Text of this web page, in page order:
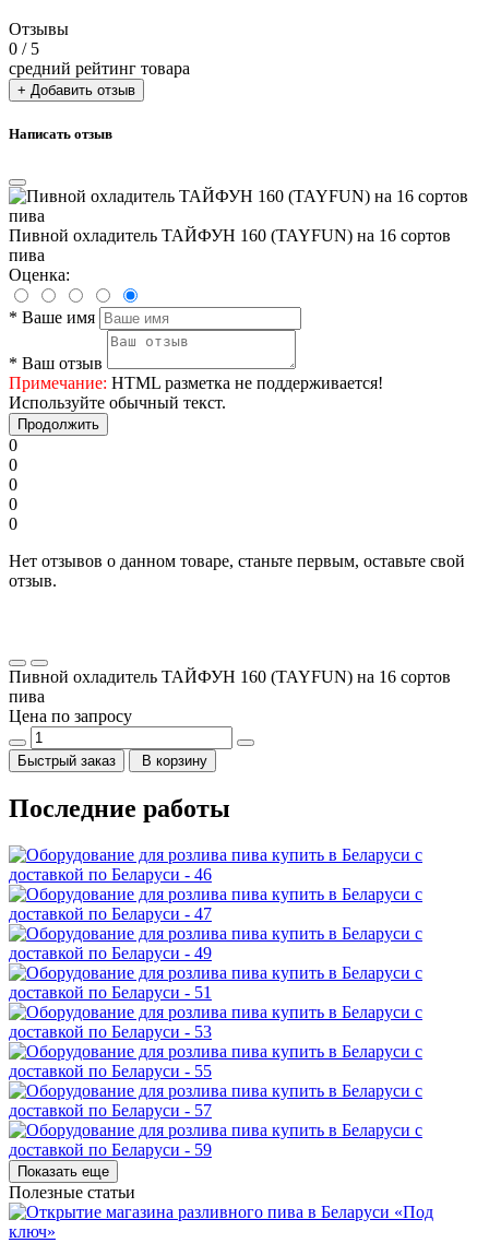
Отзывы
0 / 5
средний рейтинг товара
+ Добавить отзыв
Написать отзыв
Пивной охладитель ТАЙФУН 160 (TAYFUN) на 16 сортов
пива
Оценка:
* Ваше имя
* Ваш отзыв
Примечание: HTML разметка не поддерживается!
Используйте обычный текст.
Продолжить
0
0
0
0
0
Нет отзывов о данном товаре, станьте первым, оставьте свой
отзыв.
Пивной охладитель ТАЙФУН 160 (TAYFUN) на 16 сортов
пива
Цена по запросу
Быстрый заказ В корзину
Последние работы
Показать еще
Полезные статьи